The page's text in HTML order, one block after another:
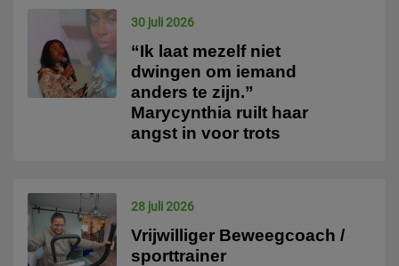
30 juli 2026
“Ik laat mezelf niet
dwingen om iemand
anders te zijn.”
Marycynthia ruilt haar
angst in voor trots
28 juli 2026
Vrijwilliger Beweegcoach /
sporttrainer